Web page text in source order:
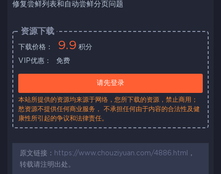
修复尝鲜列表和自动尝鲜分页问题
资源下载
下载价格： 9.9 积分
VIP优惠：
免费
请先登录
本站所提供的资源均来源于网络，您所下载的资源，禁止商用；
愁资源不提供任何商业服务， 不承担任何由于内容的合法性及健
康性所引起的争议和法律责任。
原文链接： https://www.chouziyuan.com/4886.html
，
转载请注明出处。